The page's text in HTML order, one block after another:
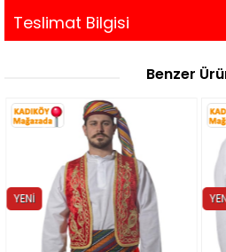
Teslimat Bilgisi
Benzer
YENI